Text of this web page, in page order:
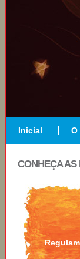
Inicial O
CONHEÇA AS